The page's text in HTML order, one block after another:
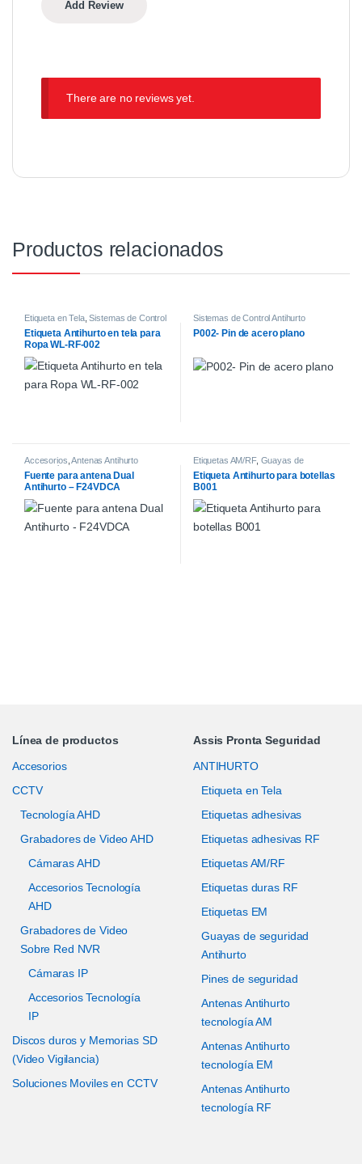
There are no reviews yet.
Productos relacionados
Etiqueta en Tela,Sistemas de Control
Etiqueta Antihurto en tela para
Ropa WL-RF-002
Sistemas de Control Antihurto
P002- Pin de acero plano
Accesorios ,Antenas Antihurto
tecnología AM
Antihurto
Fuente para antena Dual
Antihurto – F24VDCA
Etiquetas AM/RF, Guayas de
Control Antihurto
Etiqueta Antihurto para botellas
B001
Línea de productos
Accesorios
CCTV
Tecnología AHD
Grabadores de Video AHD
Cámaras AHD
Accesorios Tecnología
AHD
Grabadores de Video
Sobre Red NVR
Cámaras IP
Accesorios Tecnología
IP
Discos duros y Memorias SD
(Video Vigilancia)
Soluciones Moviles en CCTV
Assis Pronta Seguridad
ANTIHURTO
Etiqueta en Tela
Etiquetas adhesivas
Etiquetas adhesivas RF
Etiquetas AM/RF
Etiquetas duras RF
Etiquetas EM
Guayas de seguridad
Antihurto
Pines de seguridad
Antenas Antihurto
tecnología AM
Antenas Antihurto
tecnología EM
Antenas Antihurto
tecnología RF